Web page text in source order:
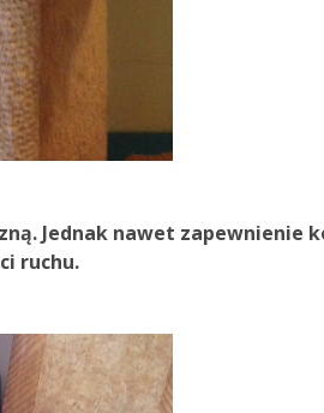
Jednak nawet zapewnienie
ruchu.